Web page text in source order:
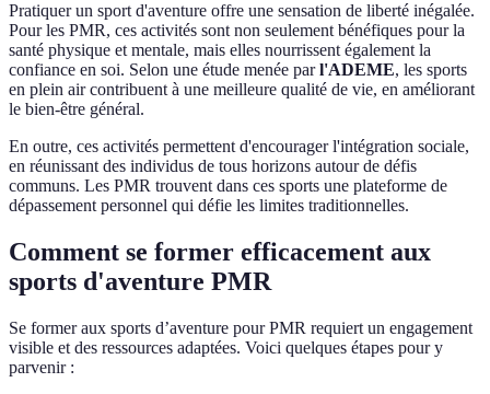
Pratiquer un sport d'aventure offre une sensation de liberté inégalée.
Pour les PMR, ces activités sont non seulement bénéfiques pour la
santé physique et mentale, mais elles nourrissent également la
confiance en soi. Selon une étude menée parl'ADEME, les sports
en plein air contribuent à une meilleure qualité de vie, en améliorant
le bien-être général.
En outre, ces activités permettent d'encourager l'intégration sociale,
en réunissant des individus de tous horizons autour de défis
communs. Les PMR trouvent dans ces sports une plateforme de
dépassement personnel qui défie les limites traditionnelles.
Comment se former efficacement aux
sports d'aventure PMR
Se former aux sports d’aventure pour PMR requiert un engagement
visible et des ressources adaptées. Voici quelques étapes pour y
parvenir :